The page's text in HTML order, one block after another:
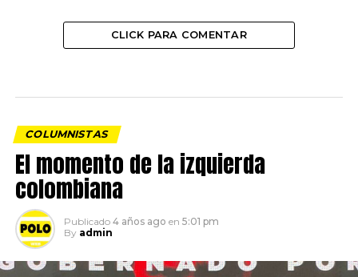
CLICK PARA COMENTAR
COLUMNISTAS
El momento de la izquierda
colombiana
Publicado 4 años ago en 5:01 pm
By admin